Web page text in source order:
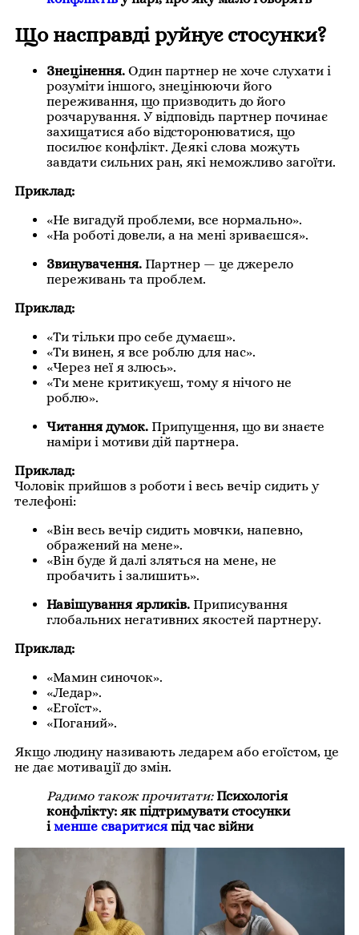
Що насправді руйнує стосунки?
Знецінення. Один партнер не хоче слухати і
розуміти іншого, знецінюючи його
переживання, що призводить до його
розчарування. У відповідь партнер починає
захищатися або відсторонюватися, що
посилює конфлікт. Деякі слова можуть
завдати сильних ран, які неможливо загоїти.
Приклад:
«Не вигадуй проблеми, все нормально».
«На роботі довели, а на мені зриваєшся».
Звинувачення. Партнер — це джерело
переживань та проблем.
Приклад:
«Ти тільки про себе думаєш».
«Ти винен, я все роблю для нас».
«Через неї я злюсь».
«Ти мене критикуєш, тому я нічого не
роблю».
Читання думок. Припущення, що ви знаєте
наміри і мотиви дій партнера.
Приклад:
Чоловік прийшов з роботи і весь вечір сидить у
телефоні:
«Він весь вечір сидить мовчки, напевно,
ображений на мене».
«Він буде й далі зляться на мене, не
пробачить і залишить».
Навішування ярликів. Приписування
глобальних негативних якостей партнеру.
Приклад:
«Мамин синочок».
«Ледар».
«Егоїст».
«Поганий».
Якщо людину називають ледарем або егоїстом, це
не дає мотивації до змін.
Радимо також прочитати: Психологія
конфлікту: як підтримувати стосунки
іменше сваритися під час війни